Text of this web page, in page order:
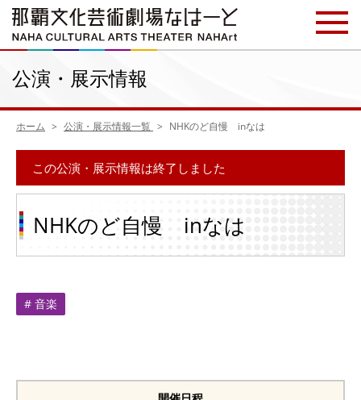
公演・展示情報
ホーム 公演・展示情報一覧 NHKのど自慢 inなは
この公演・展示情報は終了しました
NHKのど自慢 inなは
# 音楽